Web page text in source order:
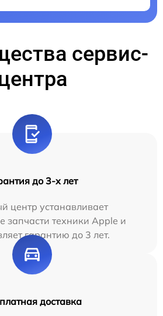
сервис-
до 3-х лет
центр устанавливает
запчасти техники Apple и
гарантию до 3 лет.
доставка